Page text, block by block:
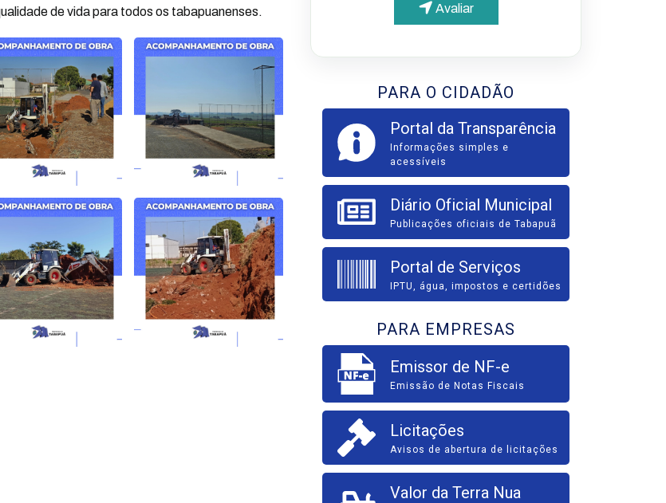
de vida para todos os tabapuanenses. Avaliar
PARA O CIDADÃO
Portal da Transparência
Informações simples e
acessíveis
Diário Oficial Municipal
Publicações oficiais de Tabapuã
Portal de Serviços
IPTU, água, impostos e certidões
PARA EMPRESAS
Emissor de NF-e
Emissão de Notas Fiscais
Licitações
Avisos de abertura de licitações
Valor da Terra Nua